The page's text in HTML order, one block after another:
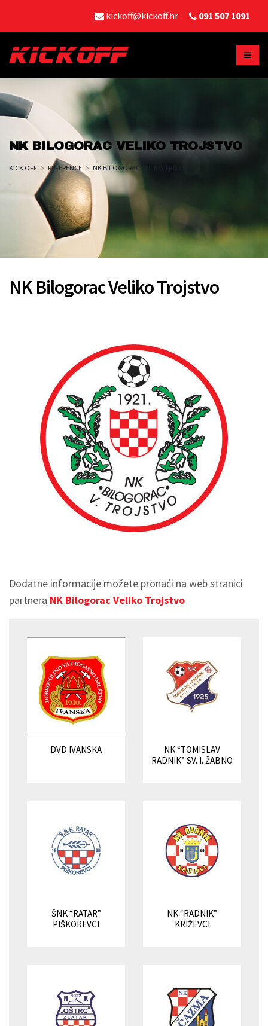
kickoff@kickoff.hr 091 507 1091
NK BILOGORAC VELIKO TROJSTVO
KICK OFF REFERENCE NK BILOGORAC VELIKO TROJSTVO
NK Bilogorac Veliko Trojstvo
Dodatne informacije možete pronaći na web stranici
partnera NK Bilogorac Veliko Trojstvo
DVD IVANSKA
NK “TOMISLAV
RADNIK” SV. I. ŽABNO
ŠNK “RATAR”
PIŠKOREVCI
NK “RADNIK”
KRIŽEVCI